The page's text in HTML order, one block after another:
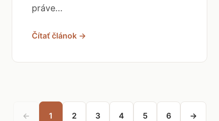
práve...
Čítať článok →
← 1 2 3 4 5 6 →